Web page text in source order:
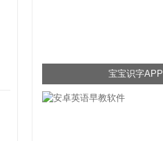
宝宝识字APP